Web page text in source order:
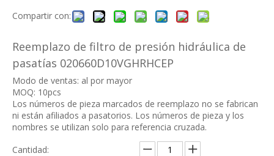
Compartir con:
Reemplazo de filtro de presión hidráulica de
pasatías 020660D10VGHRHCEP
Modo de ventas: al por mayor
MOQ: 10pcs
Los números de pieza marcados de reemplazo no se fabrican
ni están afiliados a pasatorios. Los números de pieza y los
nombres se utilizan solo para referencia cruzada.
Cantidad: